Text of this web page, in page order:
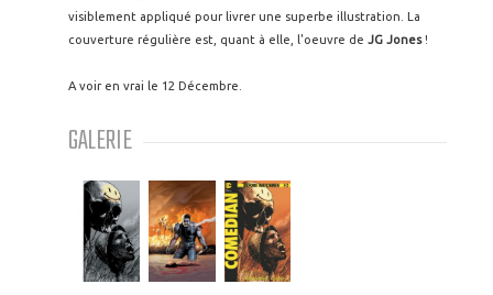
visiblement appliqué pour livrer une superbe illustration. La
couverture régulière est, quant à elle, l'oeuvre de JG Jones!
A voir en vrai le 12 Décembre.
GALERIE